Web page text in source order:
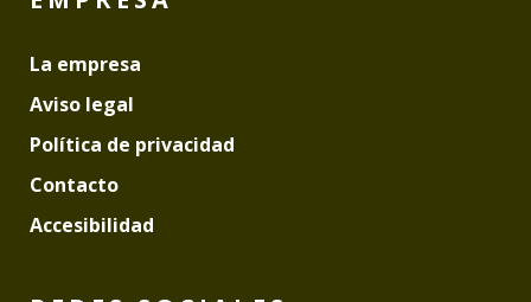
La empresa
Aviso legal
Política de privacidad
Contacto
Accesibilidad